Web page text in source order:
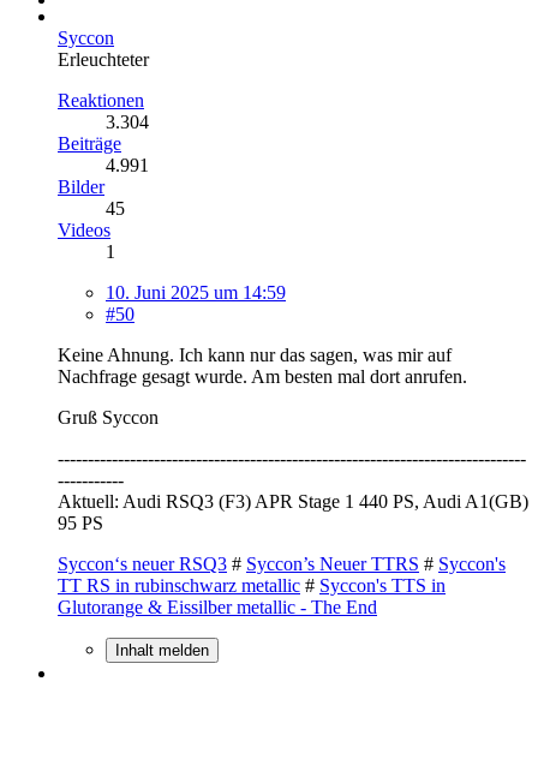
Syccon
Erleuchteter
Reaktionen
3.304
Beiträge
4.991
Bilder
45
Videos
1
10. Juni 2025 um 14:59
#50
Keine Ahnung. Ich kann nur das sagen, was mir auf
Nachfrage gesagt wurde. Am besten mal dort anrufen.
Gruß Syccon
------------------------------------------------------------------------------
-----------
Aktuell: Audi RSQ3 (F3) APR Stage 1 440 PS, Audi A1(GB)
95 PS
Syccon‘s neuer RSQ3 # Syccon’s Neuer TTRS # Syccon's
TT RS in rubinschwarz metallic # Syccon's TTS in
Glutorange & Eissilber metallic - The End
Inhalt melden